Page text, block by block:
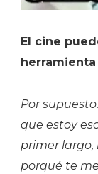
El cine
Por
que estoy
primer largo,
porqué te